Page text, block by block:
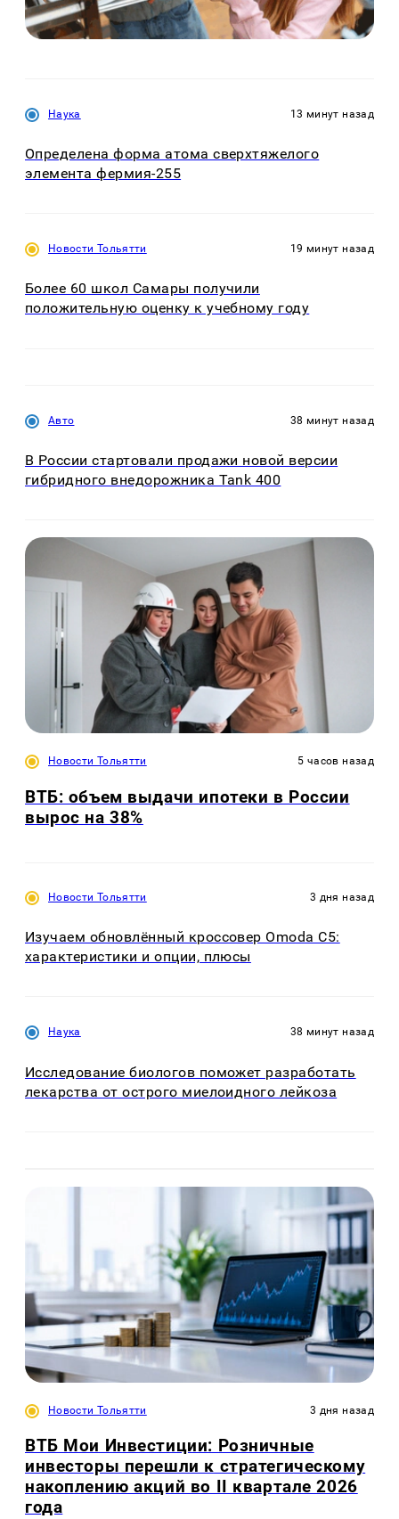
Наука 13 минут назад
Определена форма атома сверхтяжелого
элемента фермия-255
Новости Тольятти 19 минут назад
Более 60 школ Самары получили
положительную оценку к учебному году
Авто 38 минут назад
В России стартовали продажи новой версии
гибридного внедорожника Tank 400
Новости Тольятти 5 часов назад
ВТБ: объем выдачи ипотеки в России
вырос на 38%
Новости Тольятти 3 дня назад
Изучаем обновлённый кроссовер Omoda C5:
характеристики и опции, плюсы
Наука 38 минут назад
Исследование биологов поможет разработать
лекарства от острого миелоидного лейкоза
Новости Тольятти 3 дня назад
ВТБ Мои Инвестиции: Розничные
инвесторы перешли к стратегическому
накоплению акций во II квартале 2026
года